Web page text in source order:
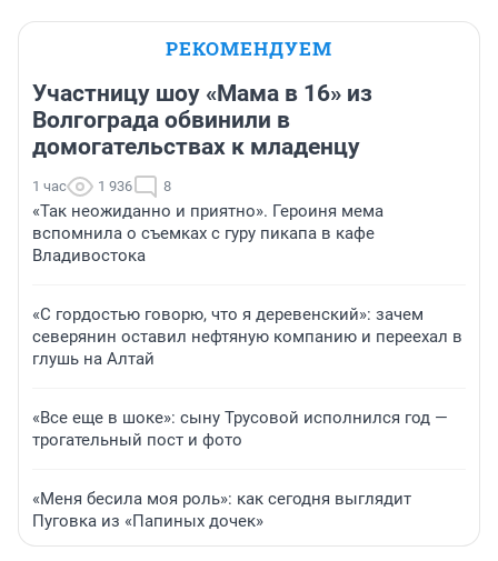
РЕКОМЕНДУЕМ
Участницу шоу «Мама в 16» из
Волгограда обвинили в
домогательствах к младенцу
1 час 1 936 8
«Так неожиданно и приятно». Героиня мема
вспомнила о съемках с гуру пикапа в кафе
Владивостока
«С гордостью говорю, что я деревенский»: зачем
северянин оставил нефтяную компанию и переехал в
глушь на Алтай
«Все еще в шоке»: сыну Трусовой исполнился год —
трогательный пост и фото
«Меня бесила моя роль»: как сегодня выглядит
Пуговка из «Папиных дочек»